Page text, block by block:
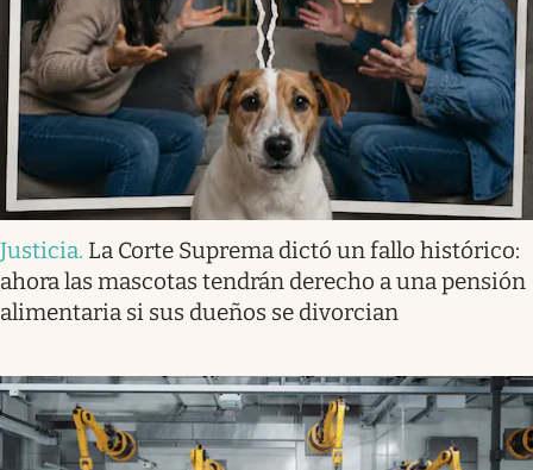
Justicia. La Corte Suprema dictó un fallo histórico:
ahora las mascotas tendrán derecho a una pensión
alimentaria si sus dueños se divorcian